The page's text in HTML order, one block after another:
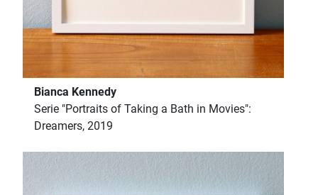
Bianca Kennedy
Serie "Portraits of Taking a Bath in Movies":
Dreamers, 2019